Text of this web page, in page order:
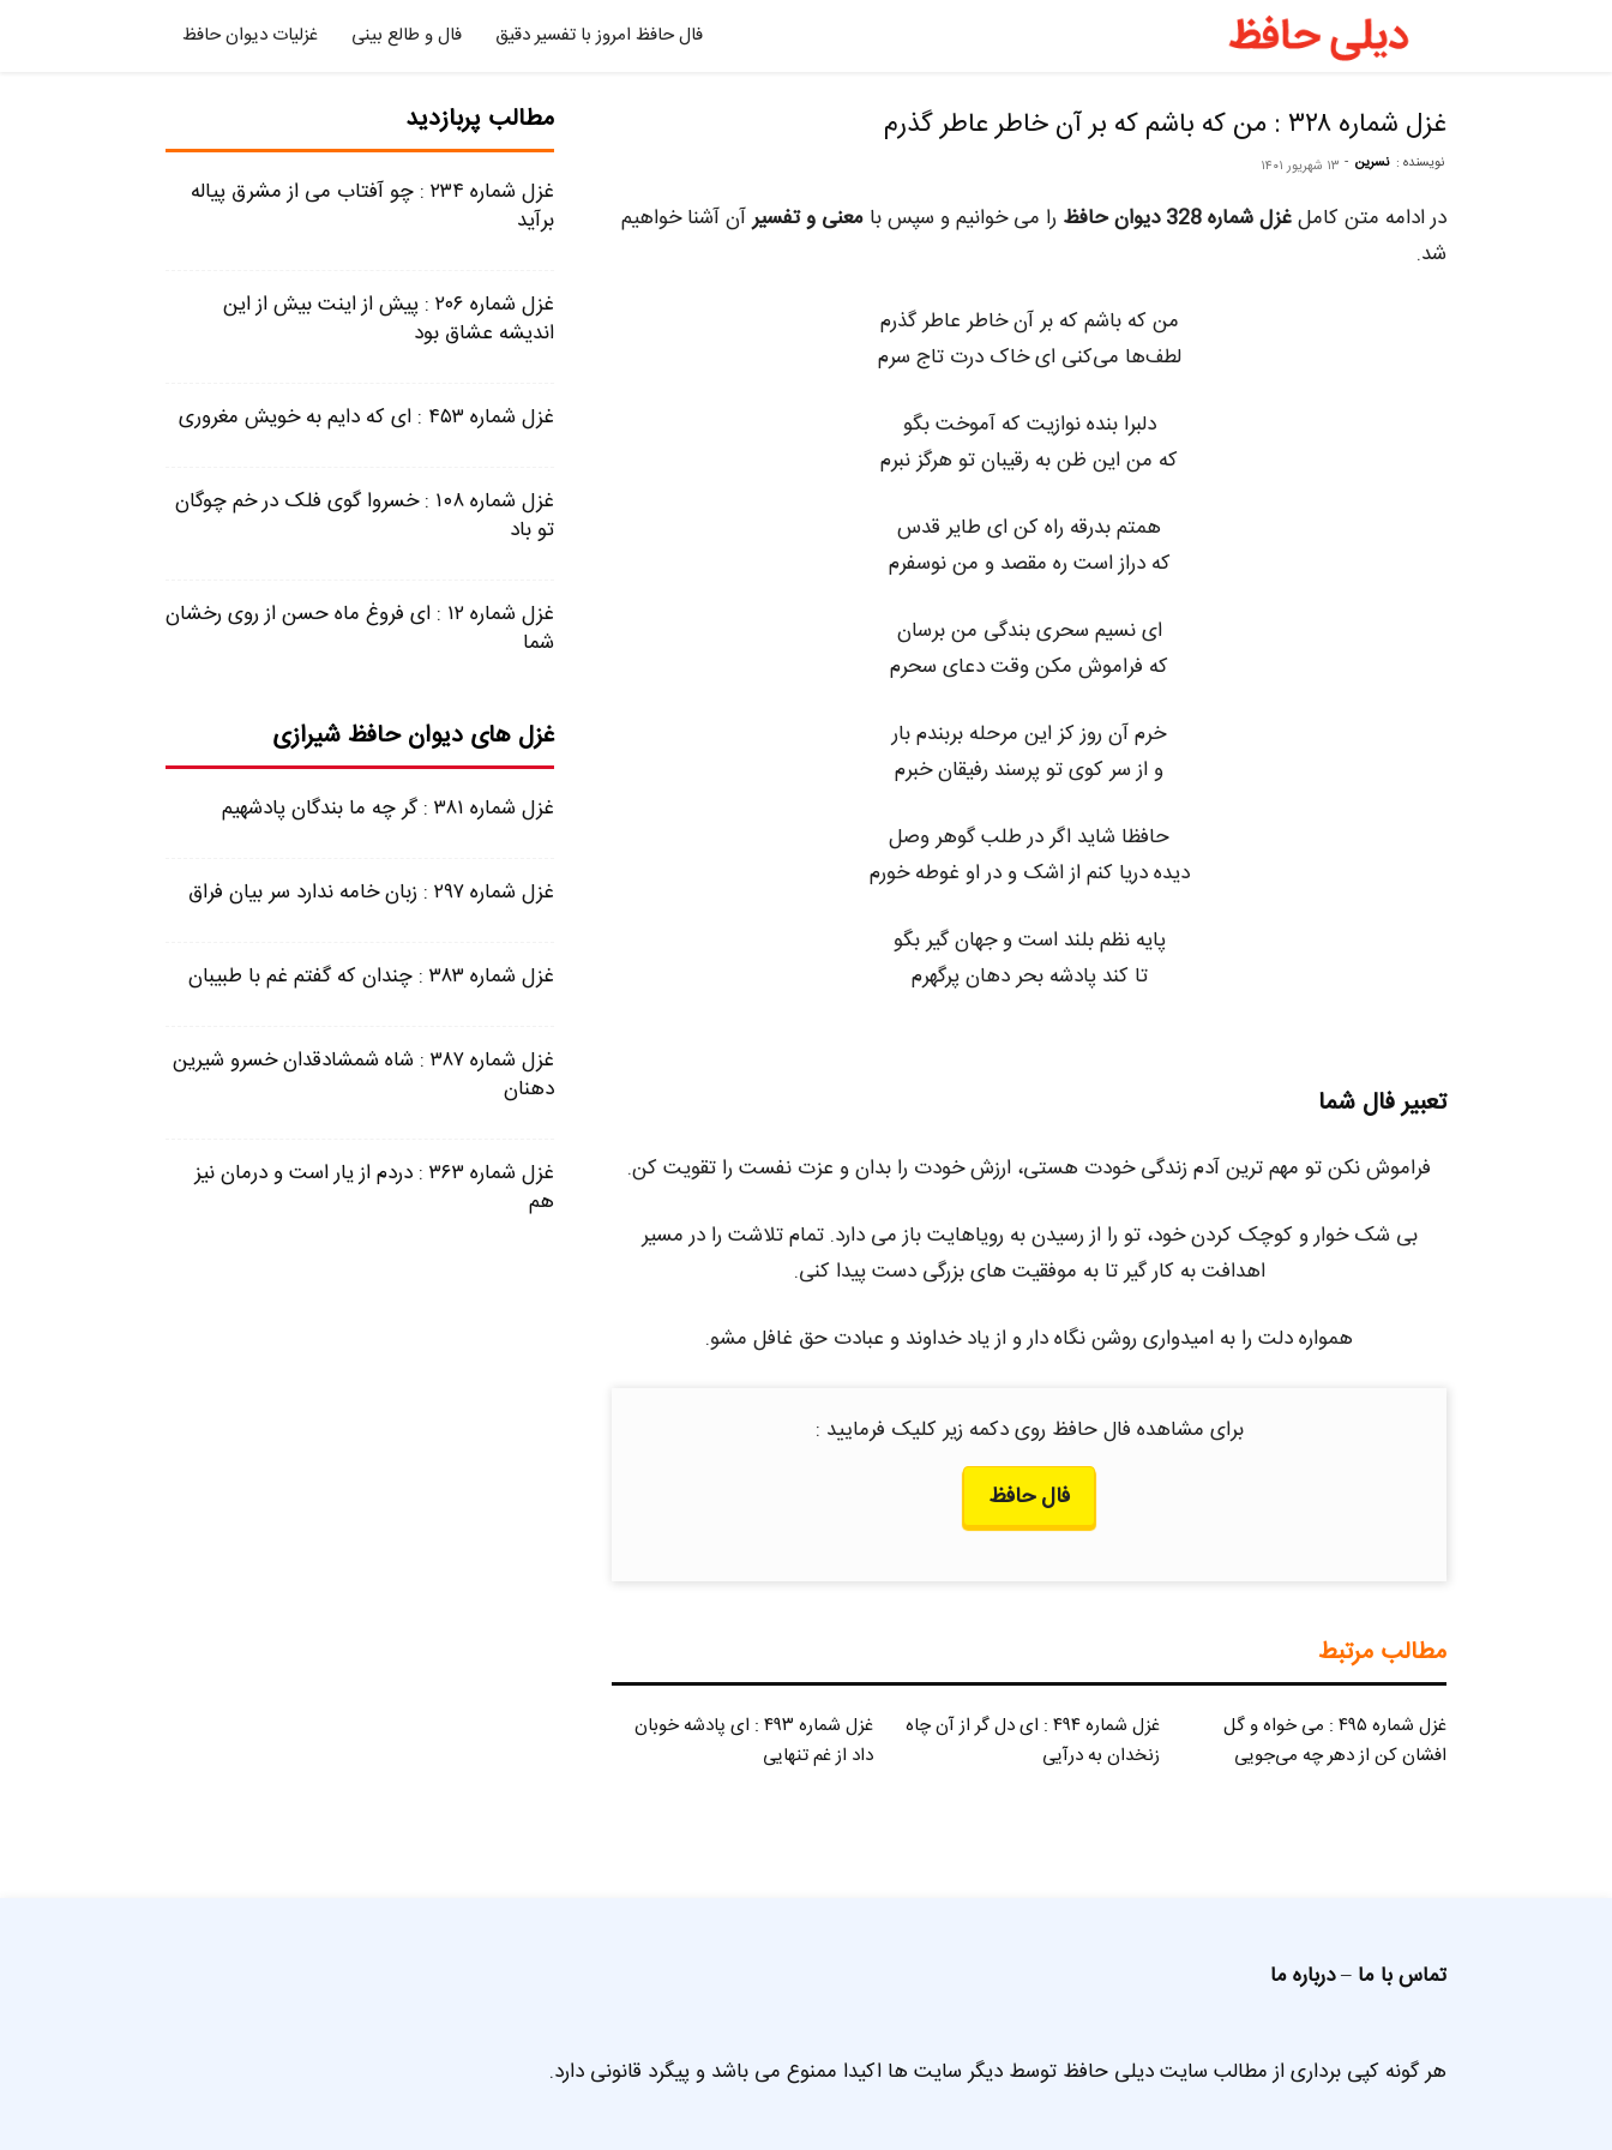
حافظ
حافظ
غزلیات دیوان حافظ فال و طالع بینی فال حافظ امروز با تفسیر دقیق
غزل شماره ۳۲۸ : من که باشم که بر آن خاطر عاطر گذرم
نویسنده : نسرین - ۱۳ شهریور ۱۴۰۱
در ادامه متن کاملغزل شماره 328 دیوان حافظ را می خوانیم و سپس با معنی و تفسیرآن آشنا خواهیم
شد.
من که باشم که بر آن خاطر عاطر گذرم
لطف‌ها می‌کنی ای خاک درت تاج سرم
دلبرا بنده نوازیت که آموخت بگو
که من این ظن به رقیبان تو هرگز نبرم
همتم بدرقه راه کن ای طایر قدس
که دراز است ره مقصد و من نوسفرم
ای نسیم سحری بندگی من برسان
که فراموش مکن وقت دعای سحرم
خرم آن روز کز این مرحله بربندم بار
و از سر کوی تو پرسند رفیقان خبرم
حافظا شاید اگر در طلب گوهر وصل
دیده دریا کنم از اشک و در او غوطه خورم
پایه نظم بلند است و جهان گیر بگو
تا کند پادشه بحر دهان پرگهرم
تعبیر فال شما
فراموش نکن تو مهم ترین آدم زندگی خودت هستی، ارزش خودت را بدان و عزت نفست را تقویت کن.
بی شک خوار و کوچک کردن خود، تو را از رسیدن به رویاهایت باز می دارد. تمام تلاشت را در مسیر
اهدافت به کار گیر تا به موفقیت های بزرگی دست پیدا کنی.
همواره دلت را به امیدواری روشن نگاه دار و از یاد خداوند و عبادت حق غافل مشو.
برای مشاهده فال حافظ روی دکمه زیر کلیک فرمایید :
فال حافظ
مطالب مرتبط
غزل شماره ۴۹۵ : می خواه و گل
افشان کن از دهر چه می‌جویی
غزل شماره ۴۹۴ : ای دل گر از آن چاه
زنخدان به درآیی
غزل شماره ۴۹۳ : ای پادشه خوبان
داد از غم تنهایی
مطالب پربازدید
غزل شماره ۲۳۴ : چو آفتاب می از مشرق پیاله
برآید
غزل شماره ۲۰۶ : پیش از اینت بیش از این
اندیشه عشاق بود
غزل شماره ۴۵۳ : ای که دایم به خویش مغروری
غزل شماره ۱۰۸ : خسروا گوی فلک در خم چوگان
تو باد
غزل شماره ۱۲ : ای فروغ ماه حسن از روی رخشان
شما
غزل های دیوان حافظ شیرازی
غزل شماره ۳۸۱ : گر چه ما بندگان پادشهیم
غزل شماره ۲۹۷ : زبان خامه ندارد سر بیان فراق
غزل شماره ۳۸۳ : چندان که گفتم غم با طبیبان
غزل شماره ۳۸۷ : شاه شمشادقدان خسرو شیرین
دهنان
غزل شماره ۳۶۳ : دردم از یار است و درمان نیز
هم
تماس با ما –درباره ما
هر گونه کپی برداری از مطالب سایت دیلی حافظ توسط دیگر سایت ها اکیدا ممنوع می باشد و پیگرد قانونی دارد.